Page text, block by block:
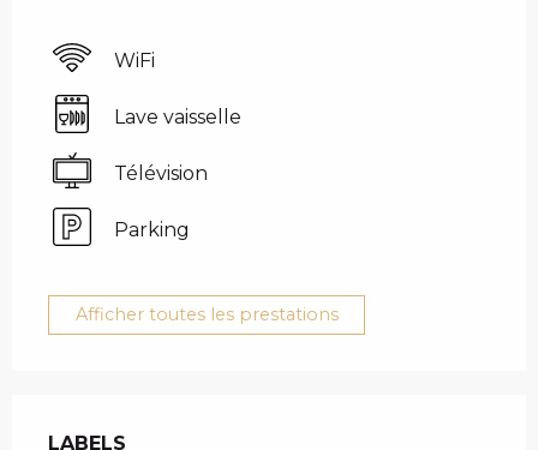
WiFi
Lave vaisselle
Télévision
Parking
Afficher toutes les prestations
LABELS
LABELS